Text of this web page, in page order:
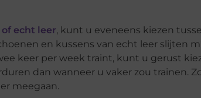
echt leer, kunt u eveneens kiezen
en kussens van echt leer slijten
keer per week traint, kunt u gerust
dan wanneer u vaker zou trainen.
meegaan.